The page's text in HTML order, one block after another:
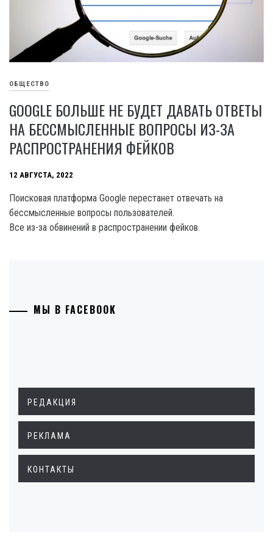
ОБЩЕСТВО
GOOGLE БОЛЬШЕ НЕ БУДЕТ ДАВАТЬ ОТВЕТЫ
НА БЕССМЫСЛЕННЫЕ ВОПРОСЫ ИЗ-ЗА
РАСПРОСТРАНЕНИЯ ФЕЙКОВ
12 АВГУСТА, 2022
Поисковая платформа Google перестанет отвечать на
бессмысленные вопросы пользователей.
Все из-за обвинений в распространении фейков.
МЫ В FACEBOOK
РЕДАКЦИЯ
РЕКЛАМА
КОНТАКТЫ